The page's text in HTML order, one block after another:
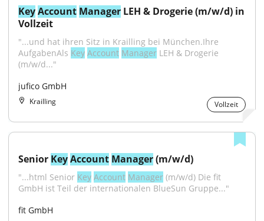
KeyAccount Manager LEH & Drogerie (m/w/d) in
Vollzeit
"...und hat ihren Sitz in Krailling bei München.Ihre
AufgabenAls Key Account Manager LEH & Drogerie
(m/w/d..."
jufico GmbH
Krailling Vollzeit
Senior KeyAccount Manager (m/w/d)
"...html Senior Key Account Manager (m/w/d) Die fit
GmbH ist Teil der internationalen BlueSun Gruppe..."
fit GmbH